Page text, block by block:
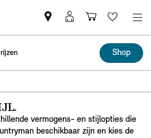
MINI
partner
MyMini-
login
Wishlist
Shop
vermogens- en stijlopties die
beschikbaar zijn en kies de